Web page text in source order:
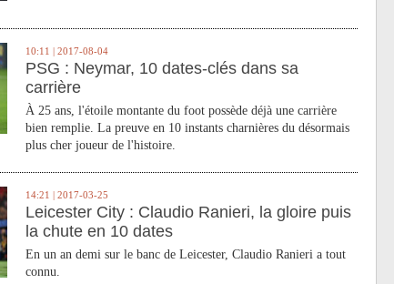
10:11 | 2017-08-04
PSG : Neymar, 10 dates-clés dans sa
carrière
À 25 ans, l'étoile montante du foot possède déjà une carrière
bien remplie. La preuve en 10 instants charnières du désormais
plus cher joueur de l'histoire.
14:21 | 2017-03-25
Leicester City : Claudio Ranieri, la gloire puis
la chute en 10 dates
En un an demi sur le banc de Leicester, Claudio Ranieri a tout
connu.